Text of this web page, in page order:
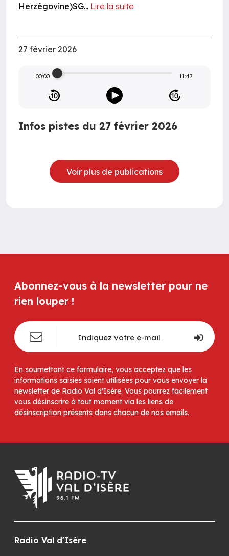
Herzégovine)SG... Lire la suite
27 février 2026
00:00 11:47
Infos pistes du 27 février 2026
Voir plus de publications
Abonnez-vous à la newsletter pour ne
rien louper !
En soumettant ce formulaire, vous acceptez que les
informations saisies soient utilisées pour vous envoyer la
newsletter de Radio Val d'Isère. Vous pourrez facilement
vous désinscrire à tout moment via les liens de
désinscription présents dans chacun de nos emails.
Radio Val d'Isère